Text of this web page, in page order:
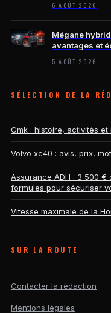
6 AOÛT 2026
Mégane
avantages et
5 AOÛT 2026
SÉLECTION DE LA
Gmk : histoire, activités
Volvo xc40 : avis, prix,
Assurance ADH : 3 500
formules pour sécuriser
Vitesse maximale de la
SUR LA ROUTE
Contacter la rédaction
Mentions légales